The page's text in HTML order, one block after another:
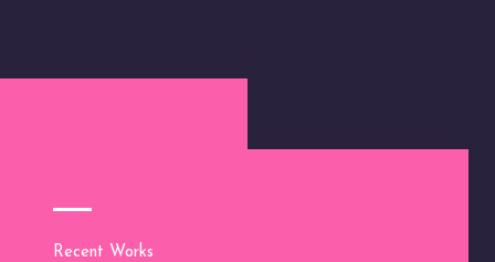
Recent Works